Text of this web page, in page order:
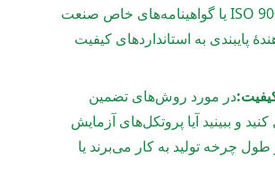
مربوطه، مانند ISO 9001 یا گواهینامه‌های خاص صنعت
پایبندی به استانداردهای کیفیت
در مورد روش‌های تضمین
و ببینید آیا پروتکل‌های آزمایش
چرخه تولید به کار می‌برند یا